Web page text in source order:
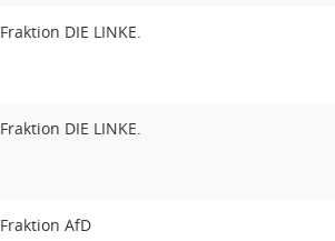
Fraktion DIE LINKE.
Fraktion DIE LINKE.
Fraktion AfD